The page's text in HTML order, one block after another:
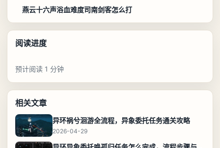
燕云十六声浴血难度司南剑客怎么打
阅读进度
预计阅读 1 分钟
相关文章
异环祸兮洄游全流程，异象委托任务通关攻略
2026-04-29